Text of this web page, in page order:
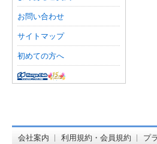
お問い合わせ
サイトマップ
初めての方へ
会社案内 利用規約・会員規約 プ